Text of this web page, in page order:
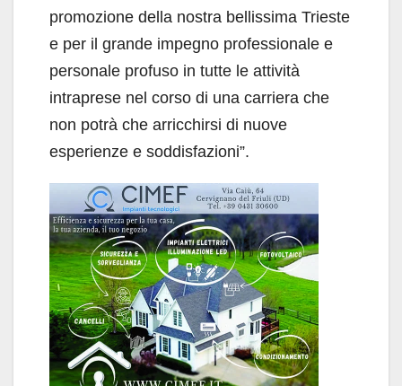
promozione della nostra bellissima Trieste
e per il grande impegno professionale e
personale profuso in tutte le attività
intraprese nel corso di una carriera che
non potrà che arricchirsi di nuove
esperienze e soddisfazioni”.